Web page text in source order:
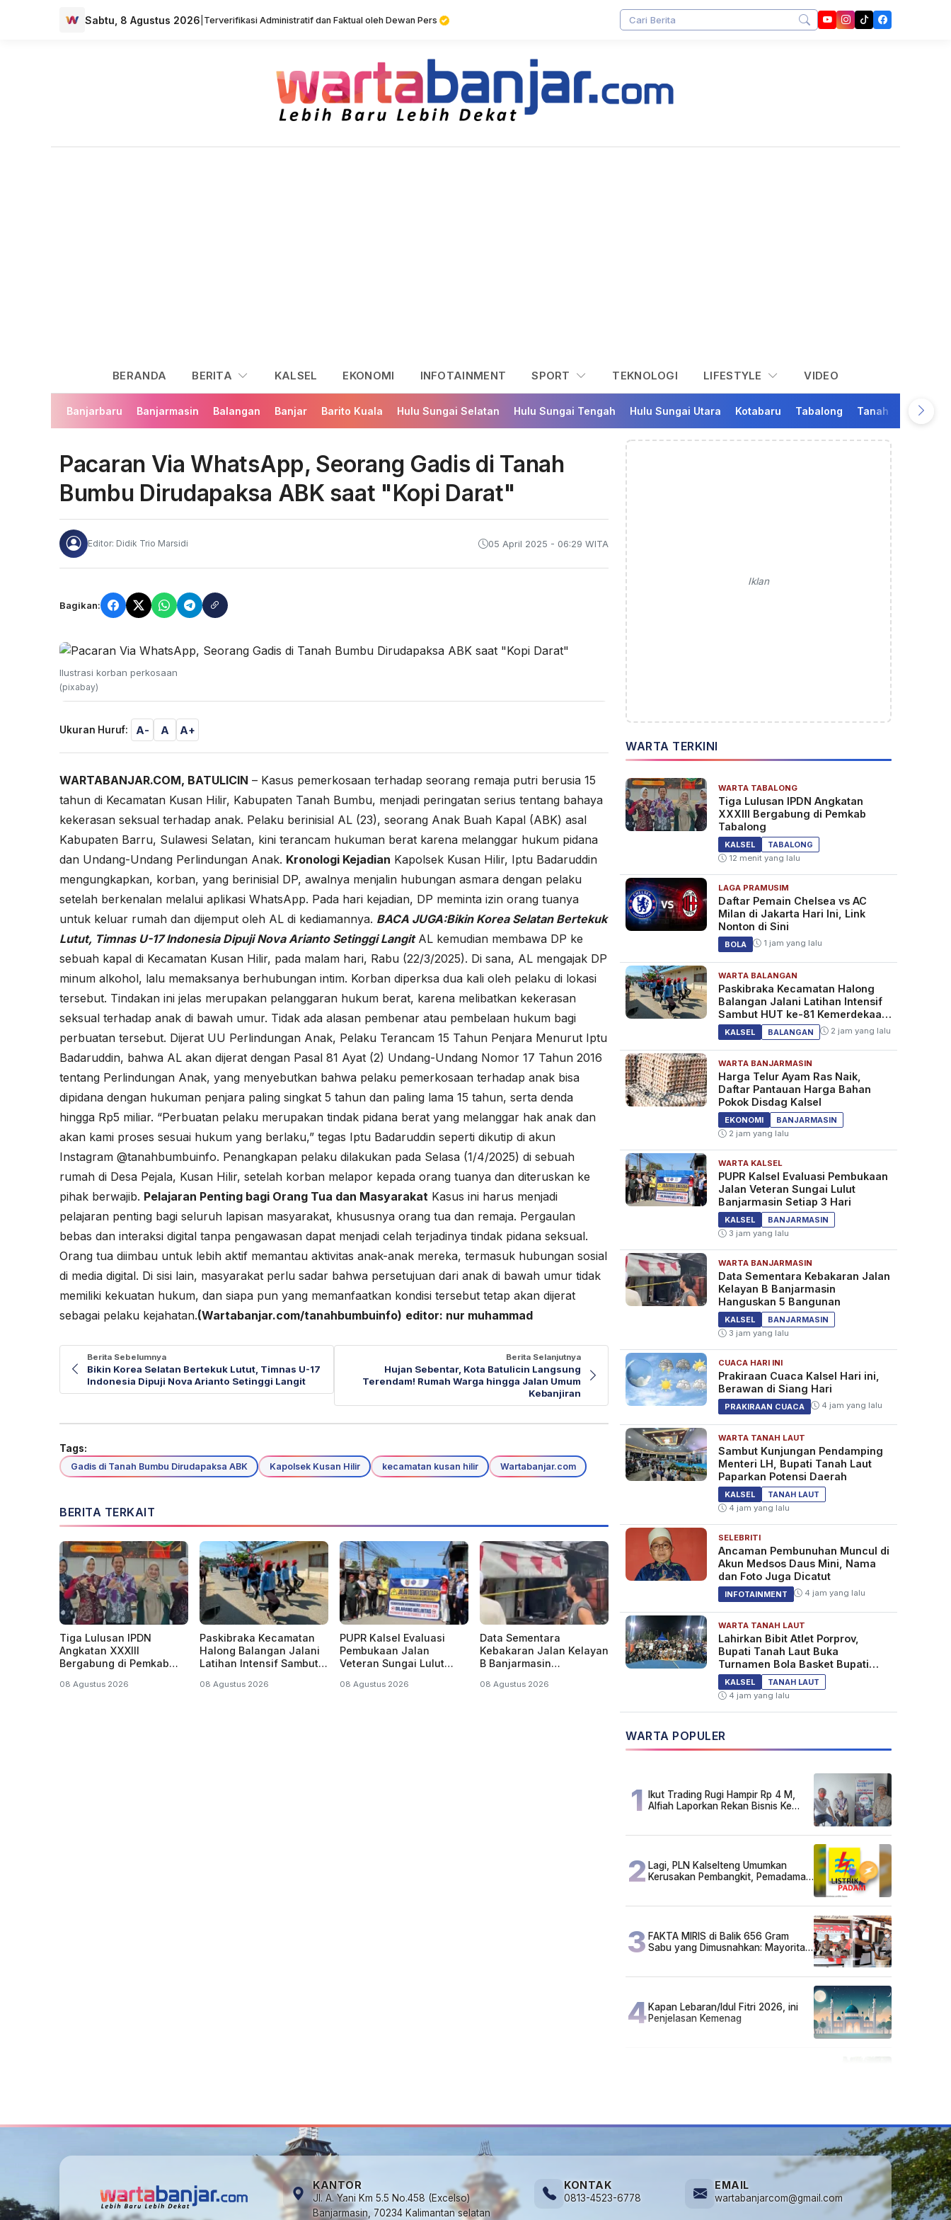
Sabtu, 8 Agustus 2026 Terverifikasi Administratif dan Faktual oleh Dewan Pers
BERANDA BERITA KALSEL EKONOMI INFOTAINMENT SPORT TEKNOLOGI LIFESTYLE VIDEO
Banjarbaru Banjarmasin Balangan Banjar Barito Kuala Hulu Sungai Selatan Hulu Sungai Tengah Hulu Sungai Utara Kotabaru Tabalong Tanah Bumbu
Pacaran Via WhatsApp, Seorang Gadis di Tanah
Bumbu Dirudapaksa ABK saat "Kopi Darat"
Editor: Didik Trio Marsidi 05 April 2025 - 06:29 WITA
Bagikan:
Ilustrasi korban perkosaan
(pixabay)
Ukuran Huruf: A- A A+
WARTABANJAR.COM, BATULICIN – Kasus pemerkosaan terhadap seorang remaja putri berusia 15
tahun di Kecamatan Kusan Hilir, Kabupaten Tanah Bumbu, menjadi peringatan serius tentang bahaya
kekerasan seksual terhadap anak. Pelaku berinisial AL (23), seorang Anak Buah Kapal (ABK) asal
Kabupaten Barru, Sulawesi Selatan, kini terancam hukuman berat karena melanggar hukum pidana
dan Undang-Undang Perlindungan Anak. Kronologi Kejadian Kapolsek Kusan Hilir, Iptu Badaruddin
mengungkapkan, korban, yang berinisial DP, awalnya menjalin hubungan asmara dengan pelaku
setelah berkenalan melalui aplikasi WhatsApp. Pada hari kejadian, DP meminta izin orang tuanya
untuk keluar rumah dan dijemput oleh AL di kediamannya. BACA JUGA:Bikin Korea Selatan Bertekuk
Lutut, Timnas U-17 Indonesia Dipuji Nova Arianto Setinggi LangitAL kemudian membawa DP ke
sebuah kapal di Kecamatan Kusan Hilir, pada malam hari, Rabu (22/3/2025). Di sana, AL mengajak DP
minum alkohol, lalu memaksanya berhubungan intim. Korban diperksa dua kali oleh pelaku di lokasi
tersebut. Tindakan ini jelas merupakan pelanggaran hukum berat, karena melibatkan kekerasan
seksual terhadap anak di bawah umur. Tidak ada alasan pembenar atau pembelaan hukum bagi
perbuatan tersebut. Dijerat UU Perlindungan Anak, Pelaku Terancam 15 Tahun Penjara Menurut Iptu
Badaruddin, bahwa AL akan dijerat dengan Pasal 81 Ayat (2) Undang-Undang Nomor 17 Tahun 2016
tentang Perlindungan Anak, yang menyebutkan bahwa pelaku pemerkosaan terhadap anak bisa
dipidana dengan hukuman penjara paling singkat 5 tahun dan paling lama 15 tahun, serta denda
hingga Rp5 miliar. “Perbuatan pelaku merupakan tindak pidana berat yang melanggar hak anak dan
akan kami proses sesuai hukum yang berlaku,” tegas Iptu Badaruddin seperti dikutip di akun
Instagram @tanahbumbuinfo. Penangkapan pelaku dilakukan pada Selasa (1/4/2025) di sebuah
rumah di Desa Pejala, Kusan Hilir, setelah korban melapor kepada orang tuanya dan diteruskan ke
pihak berwajib. Pelajaran Penting bagi Orang Tua dan Masyarakat Kasus ini harus menjadi
pelajaran penting bagi seluruh lapisan masyarakat, khususnya orang tua dan remaja. Pergaulan
bebas dan interaksi digital tanpa pengawasan dapat menjadi celah terjadinya tindak pidana seksual.
Orang tua diimbau untuk lebih aktif memantau aktivitas anak-anak mereka, termasuk hubungan sosial
di media digital. Di sisi lain, masyarakat perlu sadar bahwa persetujuan dari anak di bawah umur tidak
memiliki kekuatan hukum, dan siapa pun yang memanfaatkan kondisi tersebut tetap akan dijerat
sebagai pelaku kejahatan.(Wartabanjar.com/tanahbumbuinfo) editor: nur muhammad
Berita Sebelumnya
Bikin Korea Selatan Bertekuk Lutut, Timnas U-17
Indonesia Dipuji Nova Arianto Setinggi Langit
Berita Selanjutnya
Hujan Sebentar, Kota Batulicin Langsung
Terendam! Rumah Warga hingga Jalan Umum
Kebanjiran
Tags:
Gadis di Tanah Bumbu Dirudapaksa ABK Kapolsek Kusan Hilir kecamatan kusan hilir Wartabanjar.com
BERITA TERKAIT
Tiga Lulusan IPDN
Angkatan XXXIII
Bergabung di Pemkab
08 Agustus 2026
Paskibraka Kecamatan
Halong Balangan Jalani
Latihan Intensif Sambut
RI
08 Agustus 2026
PUPR Kalsel Evaluasi
Pembukaan Jalan
Veteran Sungai Lulut
Hari
08 Agustus 2026
Data Sementara
Kebakaran Jalan Kelayan
B Banjarmasin
08 Agustus 2026
Iklan
WARTA TERKINI
WARTA TABALONG
Tiga Lulusan IPDN Angkatan
XXXIII Bergabung di Pemkab
Tabalong
KALSEL
TABALONG
12 menit yang lalu
LAGA PRAMUSIM
Daftar Pemain Chelsea vs AC
Milan di Jakarta Hari Ini, Link
Nonton di Sini
BOLA 1 jam yang lalu
WARTA BALANGAN
Paskibraka Kecamatan Halong
Balangan Jalani Latihan Intensif
Sambut HUT ke-81 Kemerdekaan
RIKALSEL BALANGAN 2 jam yang lalu
WARTA BANJARMASIN
Harga Telur Ayam Ras Naik,
Daftar Pantauan Harga Bahan
Pokok Disdag Kalsel
EKONOMI
BANJARMASIN
2 jam yang lalu
WARTA KALSEL
PUPR Kalsel Evaluasi Pembukaan
Jalan Veteran Sungai Lulut
Banjarmasin Setiap 3 Hari
KALSEL
BANJARMASIN
3 jam yang lalu
WARTA BANJARMASIN
Data Sementara Kebakaran Jalan
Kelayan B Banjarmasin
Hanguskan 5 Bangunan
KALSEL
BANJARMASIN
3 jam yang lalu
CUACA HARI INI
Prakiraan Cuaca Kalsel Hari ini,
Berawan di Siang Hari
PRAKIRAAN CUACA 4 jam yang lalu
WARTA TANAH LAUT
Sambut Kunjungan Pendamping
Menteri LH, Bupati Tanah Laut
Paparkan Potensi Daerah
KALSEL
TANAH LAUT
4 jam yang lalu
SELEBRITI
Ancaman Pembunuhan Muncul di
Akun Medsos Daus Mini, Nama
dan Foto Juga Dicatut
INFOTAINMENT 4 jam yang lalu
WARTA TANAH LAUT
Lahirkan Bibit Atlet Porprov,
Bupati Tanah Laut Buka
Turnamen Bola Basket Bupati
Cup 2026
KALSEL
TANAH LAUT
4 jam yang lalu
WARTA POPULER
1 Ikut Trading Rugi Hampir Rp 4 M,
Alfiah Laporkan Rekan Bisnis Ke
2 Lagi, PLN Kalselteng Umumkan
Kerusakan Pembangkit, Pemadaman
3 FAKTA MIRIS di Balik 656 Gram
Sabu yang Dimusnahkan: Mayoritas
4Kapan Lebaran/Idul Fitri 2026, ini
Penjelasan Kemenag
KANTOR
Jl. A. Yani Km 5.5 No.458 (Excelso)
Banjarmasin, 70234 Kalimantan selatan
KONTAK
0813-4523-6778
EMAIL
wartabanjarcom@gmail.com